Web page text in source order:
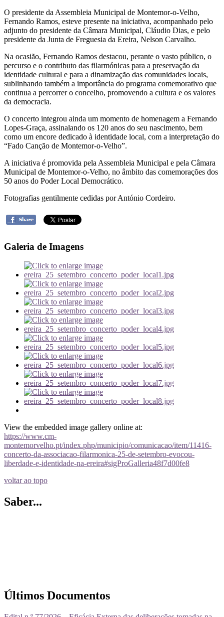
O presidente da Assembleia Municipal de Montemor-o-Velho,
Fernando Ramos, esteve presente na iniciativa, acompanhado pelo
adjunto do presidente da Câmara Municipal, Cláudio Dias, e pelo
presidente da Junta de Freguesia da Ereira, Nelson Carvalho.
Na ocasião, Fernando Ramos destacou, perante o vasto público, o
percurso e o contributo das filarmónicas para a preservação da
identidade cultural e para a dinamização das comunidades locais,
sublinhando também a importância do programa comemorativo que
continua a percorrer o concelho, promovendo a cultura e os valores
da democracia.
O concerto integrou ainda um momento de homenagem a Fernando
Lopes-Graça, assinalando os 120 anos do seu nascimento, bem
como um encore dedicado à identidade local, com a interpretação do
“Fado Canção de Montemor-o-Velho”.
A iniciativa é promovida pela Assembleia Municipal e pela Câmara
Municipal de Montemor-o-Velho, no âmbito das comemorações dos
50 anos do Poder Local Democrático.
Fotografias gentilmente cedidas por António Cordeiro.
Galeria de Imagens
View the embedded image gallery online at:
https://www.cm-
montemorvelho.pt/index.php/municipio/comunicacao/item/11416-
concerto-da-associacao-filarmonica-25-de-setembro-evocou-
liberdade-e-identidade-na-ereira#sigProGalleria48f7d00fe8
voltar ao topo
Saber...
Últimos Documentos